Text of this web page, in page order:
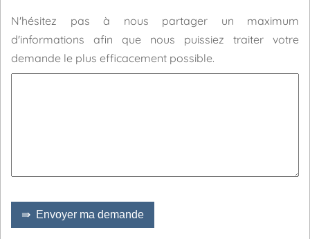
N'hésitez pas à nous partager un maximum
d'informations afin que nous puissiez traiter votre
demande le plus efficacement possible.
⇛ Envoyer ma demande